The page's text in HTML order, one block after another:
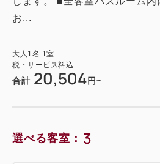
お...
大人 1名 1室
税・サービス料込
合計 20,504 円~
選べる客室： 3